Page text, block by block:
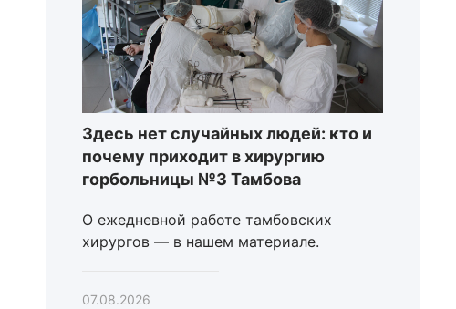
Здесь нет случайных людей: кто и
почему приходит в хирургию
горбольницы №3 Тамбова
О ежедневной работе тамбовских
хирургов — в нашем материале.
07.08.2026